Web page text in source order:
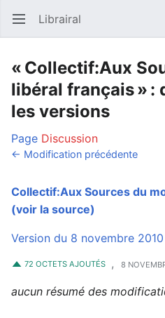
Ouvrir le menu principal Librairal
« Collectif:Aux
libéral français » :
les versions
Page Discussion
← Modification précédente
Collectif:Aux Sources du
(voir la source)
Version du 8 novembre 2010
72 OCTETS AJOUTÉS , 8
aucun résumé des